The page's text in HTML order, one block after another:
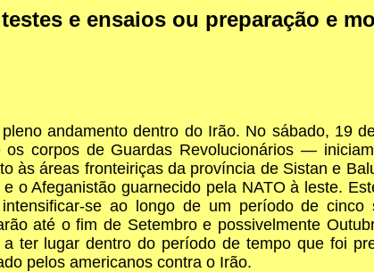
e ensaios ou preparação e
andamento dentro do Irão. No sábado, 19
corpos de Guardas Revolucionários —
às áreas fronteiriças da província de Sistan e
o Afeganistão guarnecido pela NATO à leste.
se ao longo de um período de cinco
até o fim de Setembro e possivelmente
ter lugar dentro do período de tempo que foi
pelos americanos contra o Irão.